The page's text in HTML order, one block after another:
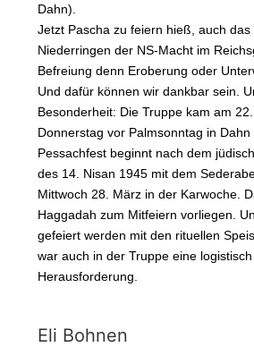
Dahn).
Jetzt Pascha zu feiern hieß, auch
Niederringen der NS-Macht im
Befreiung denn Eroberung oder
Und dafür können wir dankbar sein.
Besonderheit: Die Truppe kam am
Donnerstag vor Palmsonntag in
Pessachfest beginnt nach dem
des 14. Nisan 1945 mit dem
Mittwoch 28. März in der Karwoche.
Haggadah zum Mitfeiern vorliegen.
gefeiert werden mit den rituellen
war auch in der Truppe eine
Herausforderung.
Eli Bohnen